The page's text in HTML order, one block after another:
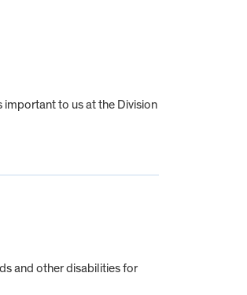
to us at the Division
and other disabilities for